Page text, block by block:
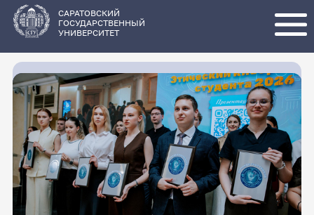
основному
содержанию
САРАТОВСКИЙ
ГОСУДАРСТВЕННЫЙ
УНИВЕРСИТЕТ